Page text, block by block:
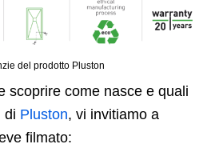
del prodotto Pluston
scoprire come nasce e quali
di Pluston, vi invitiamo a
filmato: